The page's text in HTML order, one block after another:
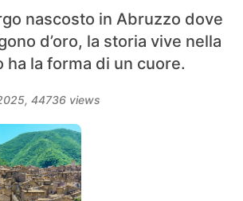
nascosto in Abruzzo dove
d’oro, la storia vive nella
ha la forma di un cuore.
44736 views